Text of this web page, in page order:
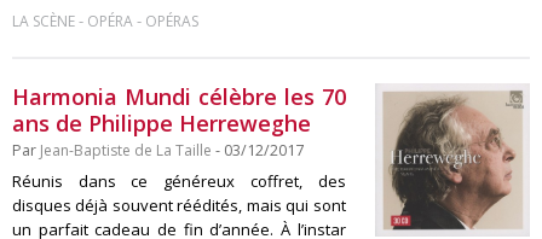
LA SCÈNE- OPÉRA- OPÉRAS
Harmonia Mundi célèbre les 70
ans de Philippe Herreweghe
Par Jean-Baptiste de La Taille - 03/12/2017
Réunis dans ce généreux coffret, des
disques déjà souvent réédités, mais qui sont
un parfait cadeau de fin d’année. À l’instar